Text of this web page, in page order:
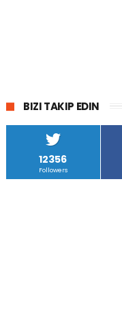
BIZI TAKIP EDIN
12356
Followers